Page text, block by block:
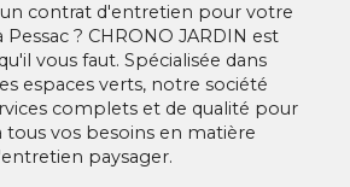
contrat d'entretien pour votre
? CHRONO JARDIN est
vous faut. Spécialisée dans
espaces verts, notre société
complets et de qualité pour
tous vos besoins en matière
paysager.